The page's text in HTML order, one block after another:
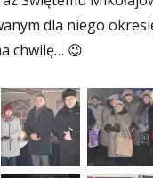
dla niego
chwilę… 😉